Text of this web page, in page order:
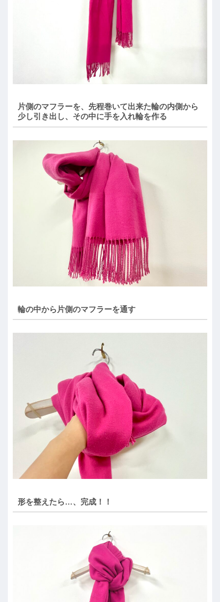
片側のマフラーを、先程巻いて出来た輪の内側から
少し引き出し、その中に手を入れ輪を作る
輪の中から片側のマフラーを通す
形を整えたら…、完成！！